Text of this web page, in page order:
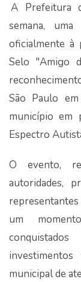
A Prefeitura
semana,
oficialmente
Selo "Amigo
São Paulo
município em
Espectro
O evento,
autoridades,
um
municipal de